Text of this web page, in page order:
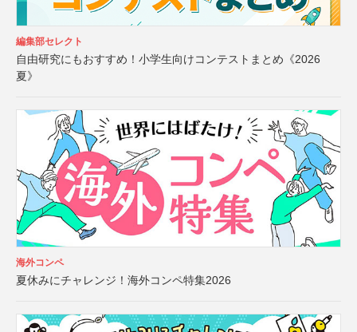
編集部セレクト
自由研究にもおすすめ！小学生向けコンテストまとめ《2026
夏》
海外コンペ
夏休みにチャレンジ！海外コンペ特集2026